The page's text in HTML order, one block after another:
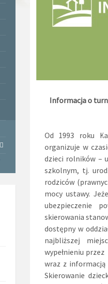
Informacja o
Od 1993 roku
organizuje w
dzieci rolników –
szkolnym, tj.
rodziców
mocy ustawy.
ubezpieczenie
skierowania
dostępny w
najbliższej
wypełnieniu
wraz z informacją
Skierowanie